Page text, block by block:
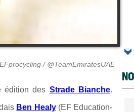
/ @TeamEmiratesUAE
édition des Strade Bianche.
Ben Healy(EF Education-